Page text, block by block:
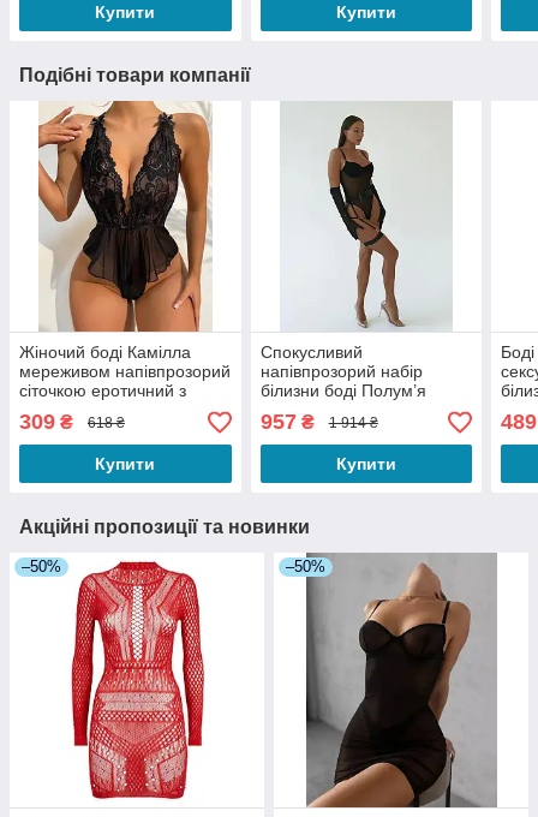
Купити Купити
Подібні товари компанії
Жіночий боді Камілла
мереживом напівпрозорий
сіточкою еротичний з
глибоким декольте та
відкритим доступом S
309 ₴ 618 ₴
Купити
Спокусливий
напівпрозорий набір
білизни боді Полум’я
рукавички пояс та
гартери, чорний S
957₴ 1 914 ₴
Купити
489
Акційні пропозиції та новинки
–50% –50%